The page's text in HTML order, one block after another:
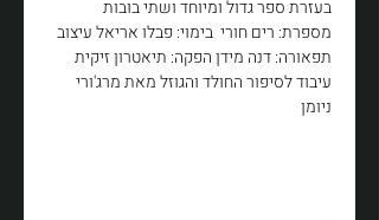
בעזרת ספר גדול ומיוחד ושתי בובות
מספרת: רים חורי  בימוי: פבלו אריאל עיצוב
תפאורה: דנה מידן הפקה: תיאטרון זיקית
עיבוד לסיפור החולד והגוזל מאת מרג'ורי
ניומן